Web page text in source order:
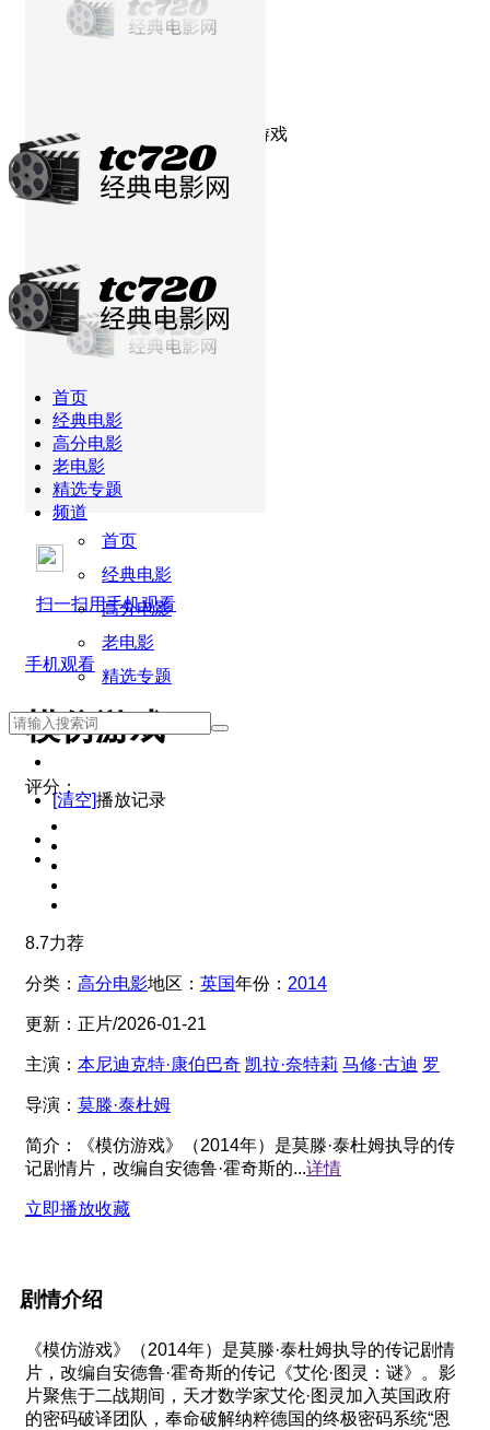
首页
经典电影
高分电影
老电影
精选专题
频道
首页
经典电影
高分电影
老电影
精选专题
[清空]播放记录
当前位置： 模仿游戏
扫一扫用手机观看
手机观看
模仿游戏
评分：
8.7力荐
分类： 高分电影地区： 英国年份： 2014
更新： 正片/2026-01-21
主演： 本尼迪克特·康伯巴奇 凯拉·奈特莉 马修·古迪 罗
导演： 莫滕·泰杜姆
简介：
《模仿游戏》（2014年）是莫滕·泰杜姆执导的传
记剧情片，改编自安德鲁·霍奇斯的...详情
立即播放收藏
剧情介绍
《模仿游戏》（2014年）是莫滕·泰杜姆执导的传记剧情
片，改编自安德鲁·霍奇斯的传记《艾伦·图灵：谜》。影
片聚焦于二战期间，天才数学家艾伦·图灵加入英国政府
的密码破译团队，奉命破解纳粹德国的终极密码系统“恩